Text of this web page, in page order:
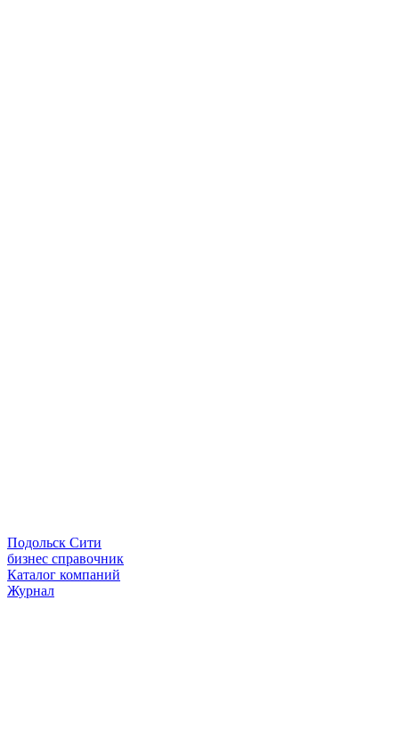
Подольск Сити
бизнес справочник
Каталог компаний
Журнал